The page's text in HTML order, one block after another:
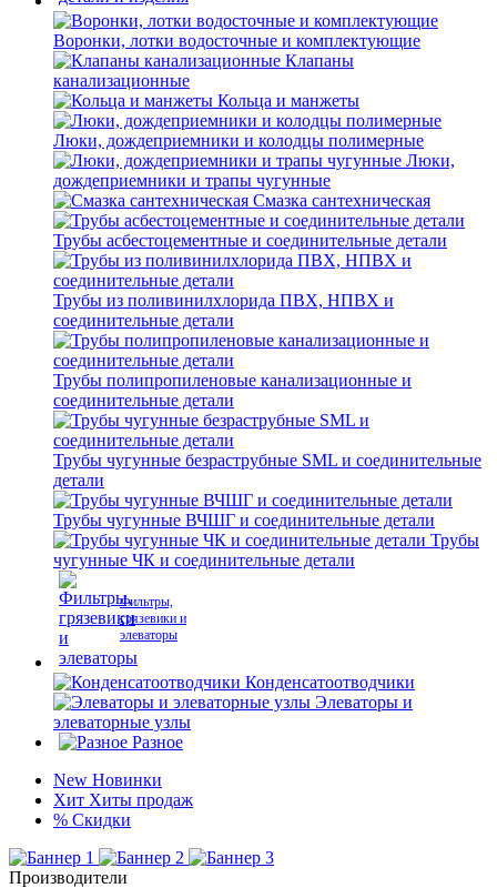
Воронки, лотки водосточные и комплектующие
Клапаны
канализационные
Кольца и манжеты
Люки, дождеприемники и колодцы полимерные
Люки,
дождеприемники и трапы чугунные
Смазка сантехническая
Трубы асбестоцементные и соединительные детали
Трубы из поливинилхлорида ПВХ, НПВХ и
соединительные детали
Трубы полипропиленовые канализационные и
соединительные детали
Трубы чугунные безраструбные SML и соединительные
детали
Трубы чугунные ВЧШГ и соединительные детали
Трубы
чугунные ЧК и соединительные детали
Фильтры,
грязевики и
элеваторы
Конденсатоотводчики
Элеваторы и
элеваторные узлы
Разное
New Новинки
Хит Хиты продаж
% Скидки
Производители